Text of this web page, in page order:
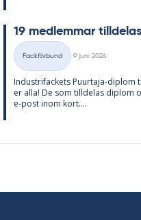
19 med­lem­mar
Kategorier
Fackförbund
9 juni 2026
In­du­stri­fac­kets Pu­ur­ta­ja-diplom
er alla! De som till­de­las diplom
e-post inom kort....